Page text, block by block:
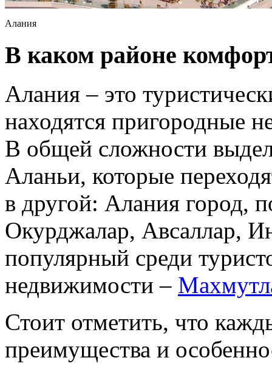
Алания
В каком районе
Алания – это
находятся пригородные
В общей сложности
Аланьи, которые
в другой: Алания город,
Окурджалар, Авсаллар,
популярный среди
недвижимости –
Стоит отметить, что
преимущества и